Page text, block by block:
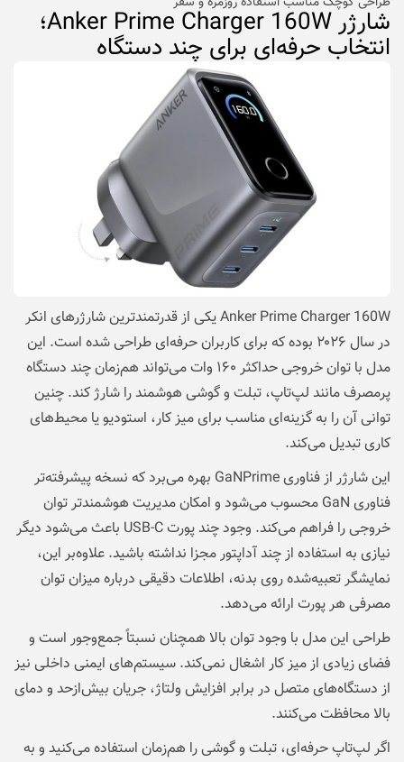
شارژر Anker Prime Charger 160W؛
انتخاب حرفه‌ای برای چند دستگاه
Anker Prime Charger 160W یکی از قدرتمندترین شارژرهای انکر
در سال ۲۰۲۶ بوده که برای کاربران حرفه‌ای طراحی شده است. این
مدل با توان خروجی حداکثر ۱۶۰ وات می‌تواند هم‌زمان چند دستگاه
پرمصرف مانند لپ‌تاپ، تبلت و گوشی هوشمند را شارژ کند. چنین
توانی آن را به گزینه‌ای مناسب برای میز کار، استودیو یا محیط‌های
کاری تبدیل می‌کند.
این شارژر از فناوری GaNPrime بهره می‌برد که نسخه پیشرفته‌تر
فناوری GaN محسوب می‌شود و امکان مدیریت هوشمندتر توان
خروجی را فراهم می‌کند. وجود چند پورت USB-C باعث می‌شود دیگر
نیازی به استفاده از چند آداپتور مجزا نداشته باشید. علاوه‌بر این،
نمایشگر تعبیه‌شده روی بدنه، اطلاعات دقیقی درباره میزان توان
مصرفی هر پورت ارائه می‌دهد.
طراحی این مدل با وجود توان بالا همچنان نسبتاً جمع‌وجور است و
فضای زیادی از میز کار اشغال نمی‌کند. سیستم‌های ایمنی داخلی نیز
از دستگاه‌های متصل در برابر افزایش ولتاژ، جریان بیش‌ازحد و دمای
بالا محافظت می‌کنند.
اگر لپ‌تاپ حرفه‌ای، تبلت و گوشی را هم‌زمان استفاده می‌کنید و به